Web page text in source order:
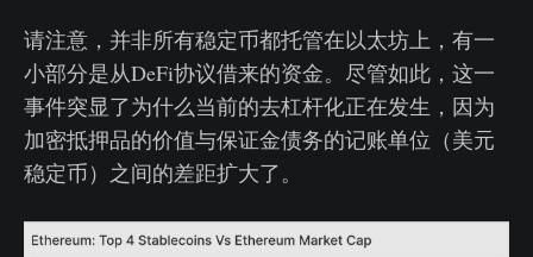
请注意，并非所有稳定币都托管在以太坊上，有一
小部分是从DeFi协议借来的资金。尽管如此，这一
事件突显了为什么当前的去杠杆化正在发生，因为
加密抵押品的价值与保证金债务的记账单位（美元
稳定币）之间的差距扩大了。